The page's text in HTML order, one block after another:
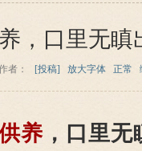
，口里无瞋
者： [投稿] 放大字体 正常
养，口里无